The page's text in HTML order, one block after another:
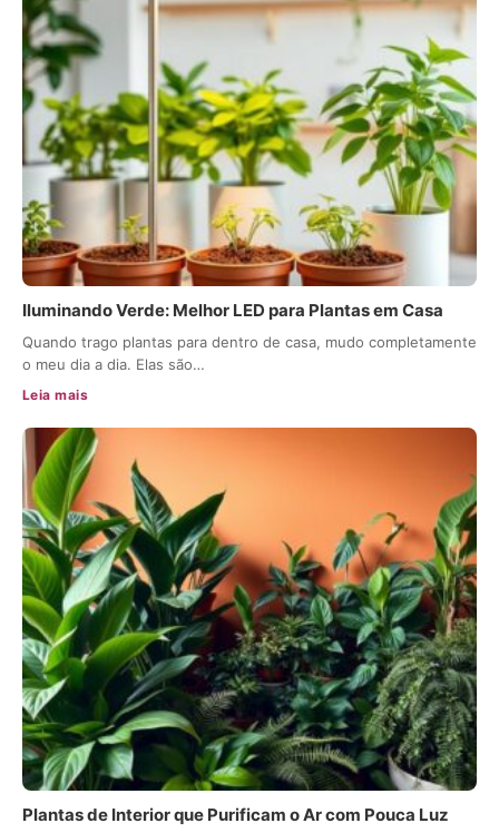
Iluminando Verde: Melhor LED para Plantas em Casa
Quando trago plantas para dentro de casa, mudo completamente
o meu dia a dia. Elas são…
Leia mais
Plantas de Interior que Purificam o Ar com Pouca Luz